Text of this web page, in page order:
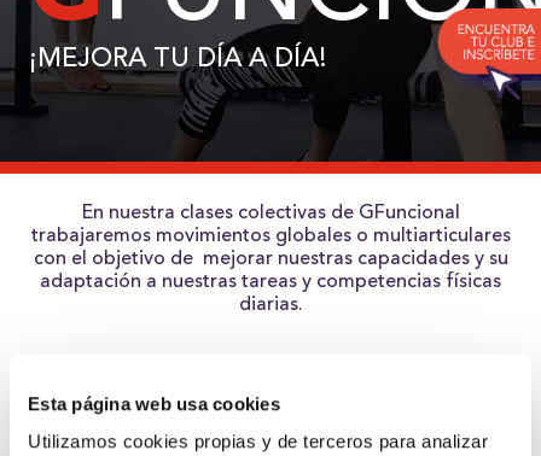
Esta página web usa cookies
Utilizamos cookies propias y de terceros para analizar
¡MEJORA TU DÍA A DÍA!
En nuestra clases colectivas de GFuncional
trabajaremos movimientos globales o multiarticulares
con el objetivo de mejorar nuestras capacidades y su
adaptación a nuestras tareas y competencias físicas
diarias.